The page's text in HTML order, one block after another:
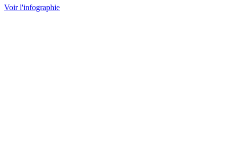
Voir l'infographie